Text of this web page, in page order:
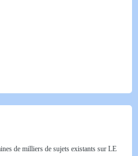
de milliers de sujets existants sur LE